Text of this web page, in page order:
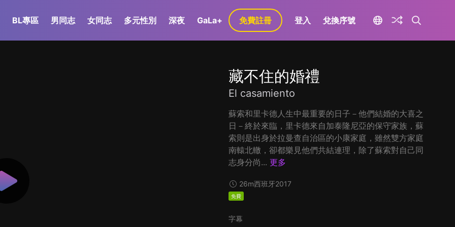
BL專區 男同志 女同志 多元性別 深夜 GaLa+ 免費註冊 登入 兌換序號
藏不住的婚禮
El casamiento
蘇索和里卡德人生中最重要的日子－他們結婚的大喜之
日－終於來臨，里卡德來自加泰隆尼亞的保守家族，蘇
索則是出身於拉曼查自治區的小康家庭，雖然雙方家庭
南轅北轍，卻都樂見他們共結連理，除了蘇索對自己同
志身分尚... 更多
26m西班牙2017
免費
字幕